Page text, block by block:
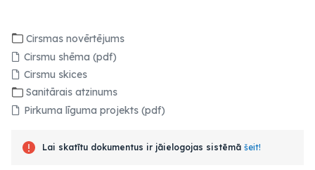
Cirsmas novērtējums
Cirsmu shēma (pdf)
Cirsmu skices
Sanitārais atzinums
Pirkuma līguma projekts (pdf)
Lai skatītu dokumentus ir jāielogojas sistēmā šeit!